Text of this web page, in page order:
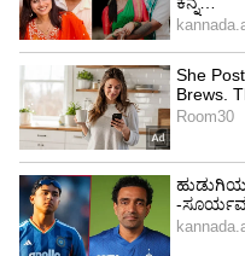
ತುಳಸಿಯನ್ನಿಡಬಾರದು
ಗಣೇಶನ ಪೂಜೆಗೆ ಎಂದಿಗೂ
ಇಡಬಾರದು. ಪೌರಾಣಿಕ
ಮತ್ತು ಗಣೇಶರ ಮದುವೆ
ಅದನ್ನು ಗಣೇಶ
ಆತನಿಗೆ ಎರಡು